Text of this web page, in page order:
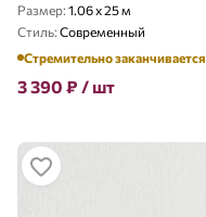
Размер: 1.06 x 25 м
Стиль: Современный
Стремительно заканчивается
3 390 ₽ / шт